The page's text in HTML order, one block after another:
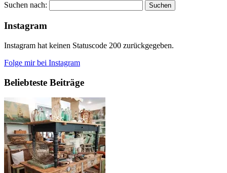
Suchen nach:
Instagram
Instagram hat keinen Statuscode 200 zurückgegeben.
Folge mir bei Instagram
Beliebteste Beiträge